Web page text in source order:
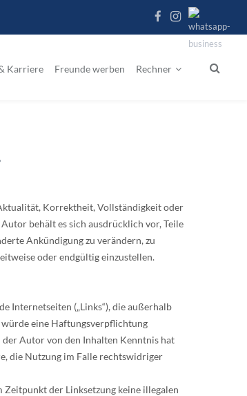
Karriere Freunde werben Rechner
Korrektheit, Vollständigkeit oder
behält es sich ausdrücklich vor, Teile
Ankündigung zu verändern, zu
oder endgültig einzustellen.
Internetseiten („Links“), die außerhalb
eine Haftungsverpflichtung
Autor von den Inhalten Kenntnis hat
die Nutzung im Falle rechtswidriger
der Linksetzung keine illegalen